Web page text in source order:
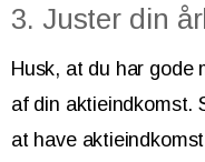
3. Juster din
Husk, at du har
af din aktieindkomst.
at have